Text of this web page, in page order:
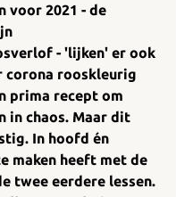
voor 2021 - de
- 'lijken' er ook
corona rooskleurig
prima recept om
in chaos. Maar dit
In hoofd én
maken heeft met de
twee eerdere lessen.